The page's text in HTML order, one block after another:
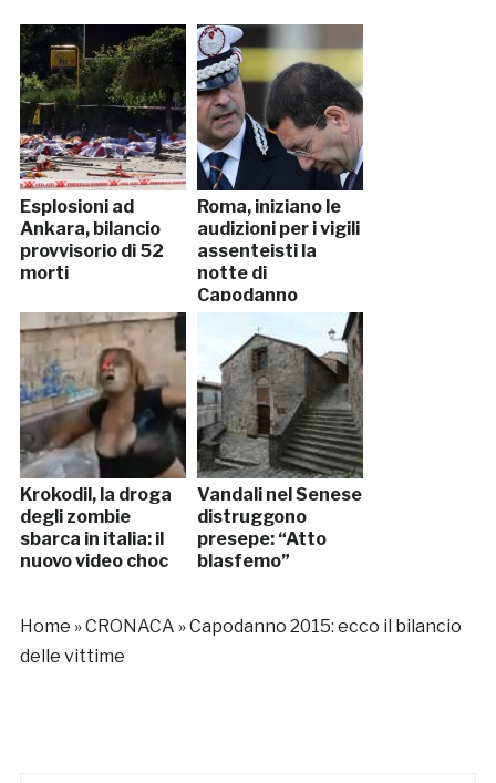
Esplosioni ad
Ankara, bilancio
provvisorio di 52
morti
Roma, iniziano le
audizioni per i vigili
assenteisti la
notte di
Capodanno
Krokodil, la droga
degli zombie
sbarca in italia: il
nuovo video choc
Vandali nel Senese
distruggono
presepe: “Atto
blasfemo”
Home »CRONACA »Capodanno 2015: ecco il bilancio
delle vittime